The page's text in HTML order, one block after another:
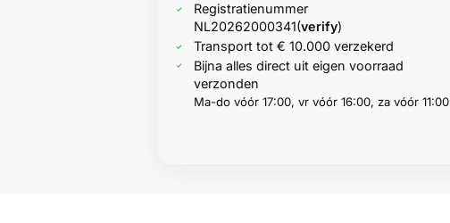
Registratienummer
NL20262000341(verify)
Transport tot € 10.000 verzekerd
Bijna alles direct uit eigen voorraad
verzonden
Ma-do vóór 17:00, vr vóór 16:00, za vóór 11:00